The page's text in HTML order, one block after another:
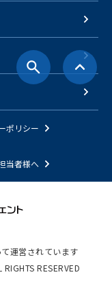
ポリシー
当者様へ
運営されています
RESERVED